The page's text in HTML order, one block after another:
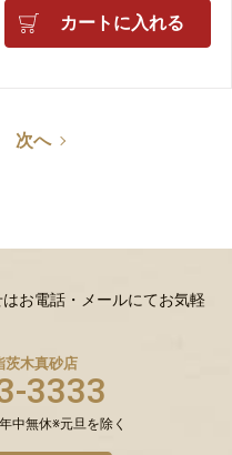
カートに入れる
次へ
お電話・メールにてお気軽
茨木真砂店
3333
中無休※元旦を除く